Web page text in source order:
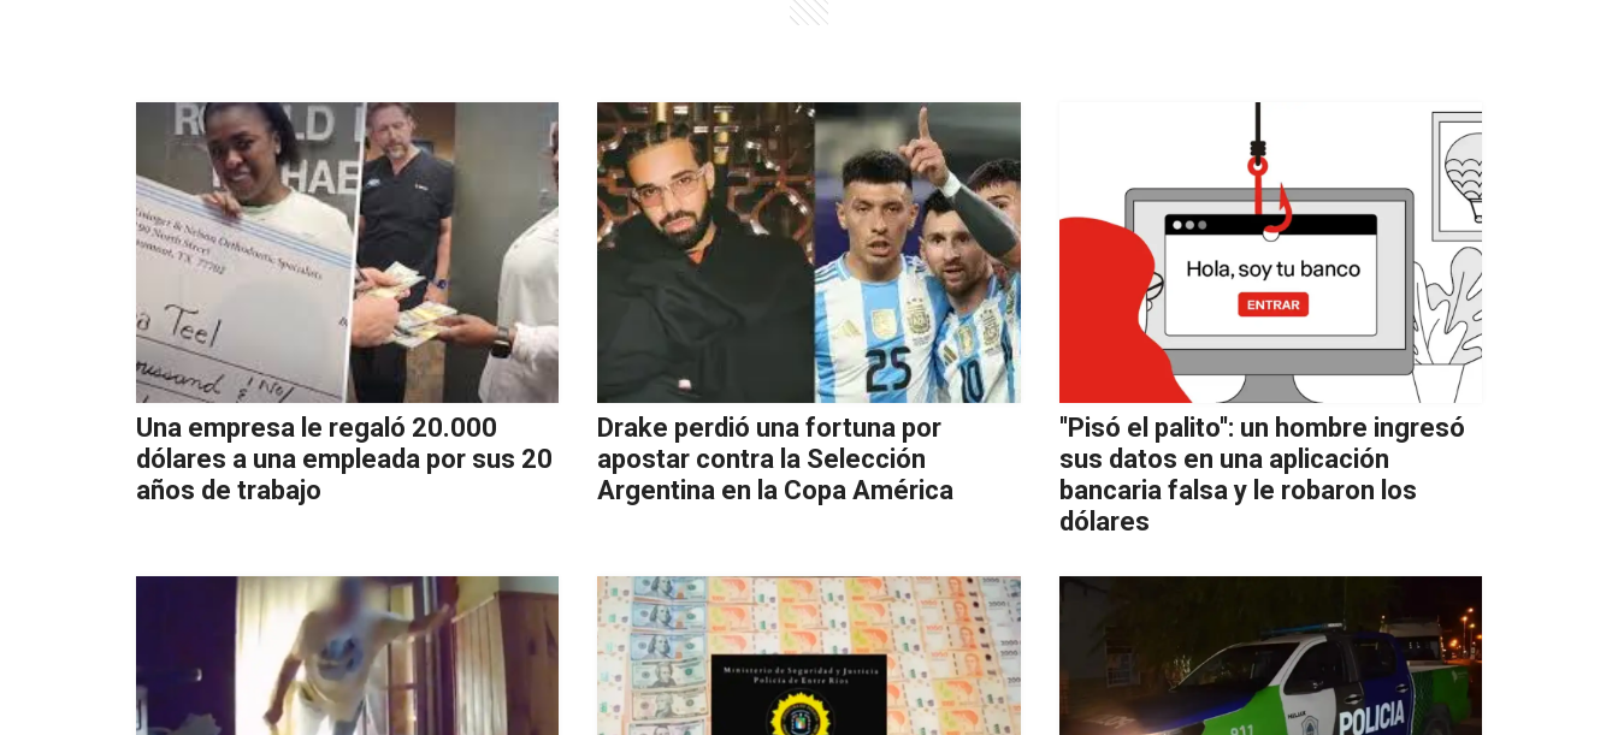
Una empresa le regaló 20.000
dólares a una empleada por sus 20
años de trabajo
Drake perdió una fortuna por
apostar contra la Selección
Argentina en la Copa América
''Pisó el palito'': un hombre ingresó
sus datos en una aplicación
bancaria falsa y le robaron los
dólares